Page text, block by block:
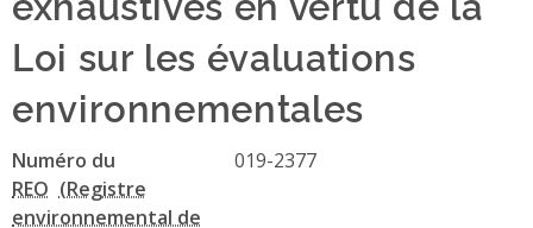
Loi sur les évaluations
environnementales
Numéro du
REO
019-2377